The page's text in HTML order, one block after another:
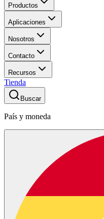
Productos
Aplicaciones
Nosotros
Contacto
Recursos
Tienda
Buscar
País y moneda